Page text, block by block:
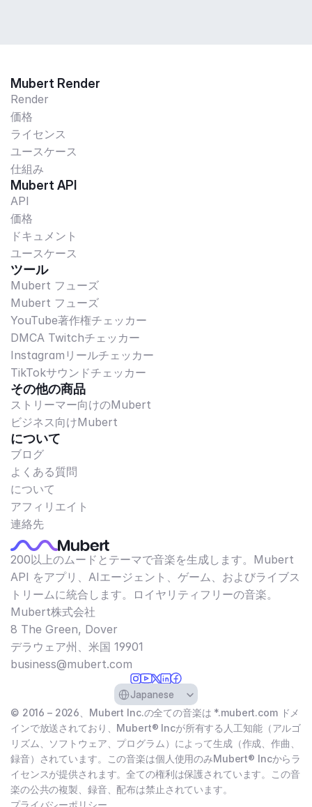
Mubert Render
Render
価格
ライセンス
ユースケース
仕組み
Mubert API
API
価格
ドキュメント
ユースケース
ツール
Mubert フューズ
Mubert フューズ
YouTube著作権チェッカー
DMCA Twitchチェッカー
Instagramリールチェッカー
TikTokサウンドチェッカー
その他の商品
ストリーマー向けのMubert
ビジネス向けMubert
について
ブログ
よくある質問
について
アフィリエイト
連絡先
200以上のムードとテーマで音楽を生成します。Mubert
API をアプリ、AIエージェント、ゲーム、およびライブス
トリームに統合します。ロイヤリティフリーの音楽。
Mubert株式会社
8 The Green, Dover
デラウェア州、米国 19901​
business@mubert.com
Select Language
Japanese
© 2016 – 2026、Mubert Inc.の全ての音楽は *.mubert.com ドメ
インで放送されており、Mubert® Incが所有する人工知能（アルゴ
リズム、ソフトウェア、プログラム）によって生成（作成、作曲、
録音）されています。この音楽は個人使用のみMubert® Incからラ
イセンスが提供されます。全ての権利は保護されています。この音
楽の公共の複製、録音、配布は禁止されています。
プライバシーポリシー